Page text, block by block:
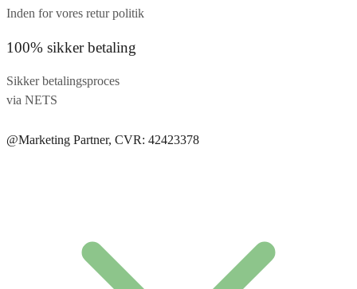
Inden for vores retur politik
100% sikker betaling
Sikker betalingsproces
via NETS
@Marketing Partner, CVR: 42423378